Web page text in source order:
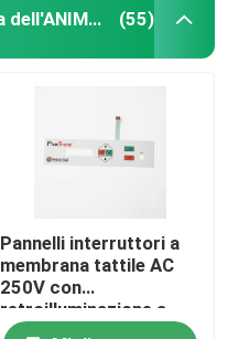
Commutatore di membrana dell'ANIMALE DOMESTICO (55)
Pannelli interruttori a
membrana tattile AC
250V con
retroilluminazione a
LED LGF